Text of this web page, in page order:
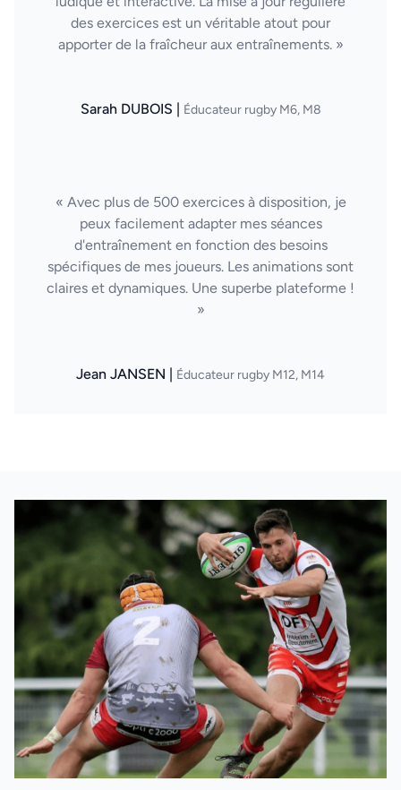
des exercices est un véritable atout pour
apporter de la fraîcheur aux entraînements. »
Sarah DUBOIS | Éducateur rugby M6, M8
« Avec plus de 500 exercices à disposition, je
peux facilement adapter mes séances
d'entraînement en fonction des besoins
spécifiques de mes joueurs. Les animations sont
claires et dynamiques. Une superbe plateforme !
»
Jean JANSEN | Éducateur rugby M12, M14